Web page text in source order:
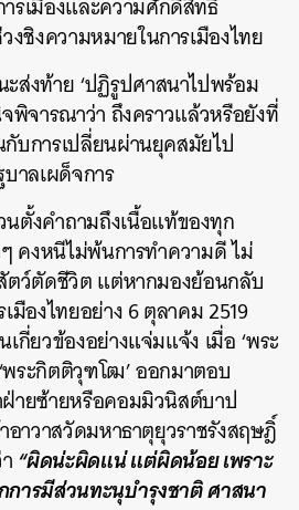
งชิงความหมายในการเมืองไทย
ส่งท้าย ‘ปฏิรูปศาสนาไปพร้อม
พิจารณาว่า ถึงคราวแล้วหรือยังที่
บการเปลี่ยนผ่านยุคสมัยไป
าลเผด็จการ
ตั้งคำถามถึงเนื้อแท้ของทุก
คงหนีไม่พ้นการทำความดี ไม่
ตว์ตัดชีวิต แต่หากมองย้อนกลับ
มืองไทยอย่าง 6 ตุลาคม 2519
กี่ยวข้องอย่างแจ่มแจ้ง เมื่อ ‘พระ
ะกิตติวุฑโฒ’ ออกมาตอบ
ายซ้ายหรือคอมมิวนิสต์บาป
อาวาสวัดมหาธาตุยุวราชรังสฤษฎิ์
“ผิดน่ะผิดแน่ แต่ผิดน้อย เพราะ
ารมีส่วนทะนุบำรุงชาติ ศาสนา